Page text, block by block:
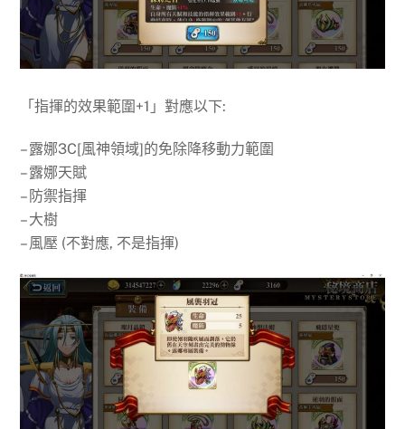
「指揮的效果範圍+1」對應以下:
– 露娜3C[風神領域]的免除降移動力範圍
– 露娜天賦
– 防禦指揮
– 大樹
– 風壓 (不對應, 不是指揮)